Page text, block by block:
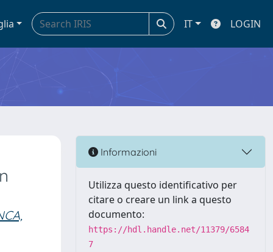
IT LOGIN
Informazioni
Utilizza questo identificativo per
citare o creare un link a questo
documento:
https://hdl.handle.net/11379/6584
7